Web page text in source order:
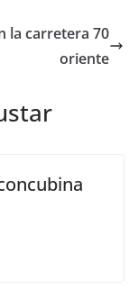
la carretera 70
oriente